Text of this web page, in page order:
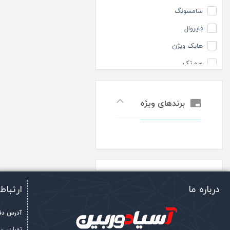
گروه اقتصادی
سامسونگ
فایروال
هایک ویژن
ویو تک
برندهای ویژه
درباره ما
آدرس